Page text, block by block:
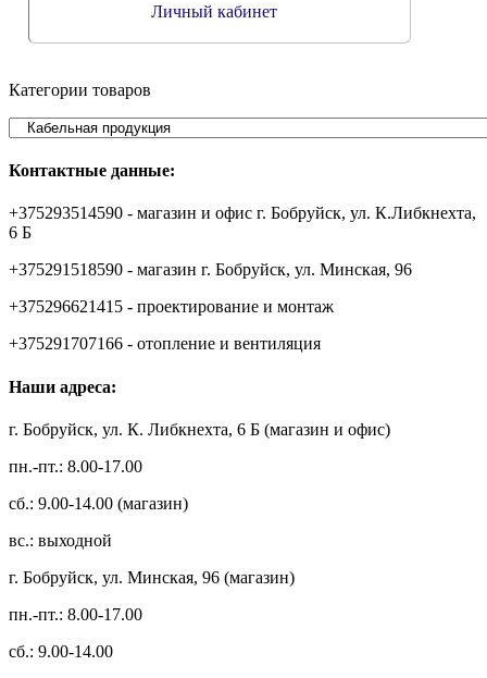
Личный кабинет
Категории товаров
Контактные данные:
+375293514590 - магазин и офис г. Бобруйск, ул. К.Либкнехта,
6 Б
+375291518590 - магазин г. Бобруйск, ул. Минская, 96
+375296621415 - проектирование и монтаж
+375291707166 - отопление и вентиляция
Наши адреса:
г. Бобруйск, ул. К. Либкнехта, 6 Б (магазин и офис)
пн.-пт.: 8.00-17.00
сб.: 9.00-14.00 (магазин)
вс.: выходной
г. Бобруйск, ул. Минская, 96 (магазин)
пн.-пт.: 8.00-17.00
сб.: 9.00-14.00